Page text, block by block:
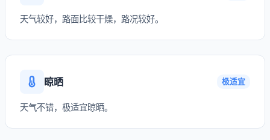
天气较好，路面比较干燥，路况较好。
晾晒 极适宜
天气不错，极适宜晾晒。